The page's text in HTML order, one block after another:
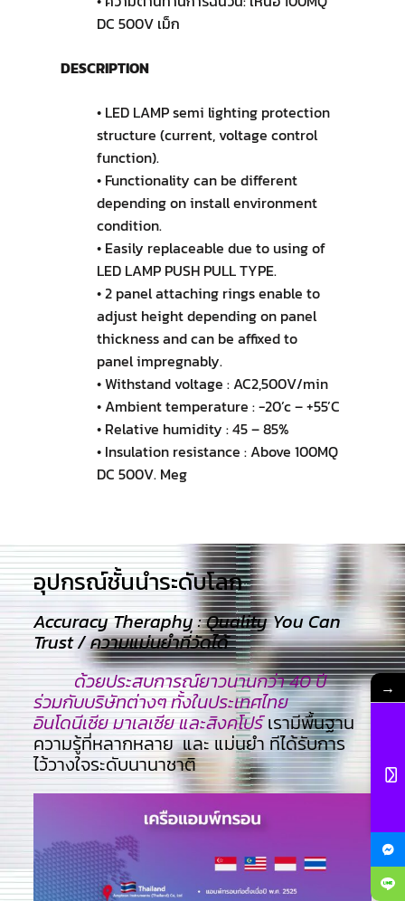
DC 500V เม็ก
DESCRIPTION
• LED LAMP semi lighting protection
structure (current, voltage control
function).
• Functionality can be different
depending on install environment
condition.
• Easily replaceable due to using of
LED LAMP PUSH PULL TYPE.
• 2 panel attaching rings enable to
adjust height depending on panel
thickness and can be affixed to
panel impregnably.
• Withstand voltage : AC2,500V/min
• Ambient temperature : -20’c – +55’C
• Relative humidity : 45 – 85%
• Insulation resistance : Above 100MQ
DC 500V. Meg
อุปกรณ์ชั้นนำระดับโลก​
Accuracy Theraphy : Quality You Can
Trust / ความแม่นยำที่วัดได้
ด้วยประสบการณ์ยาวนานกว่า 40 ปี
ร่วมกับบริษัทต่างๆ ทั้งในประเทศไทย
อินโดนีเซีย มาเลเซีย และสิงคโปร์เรามีพื้นฐาน
ความรู้ที่หลากหลาย และ แม่นยำ ทีไ่ด้รับการ
ไว้วางใจระดับนานาชาติ
→